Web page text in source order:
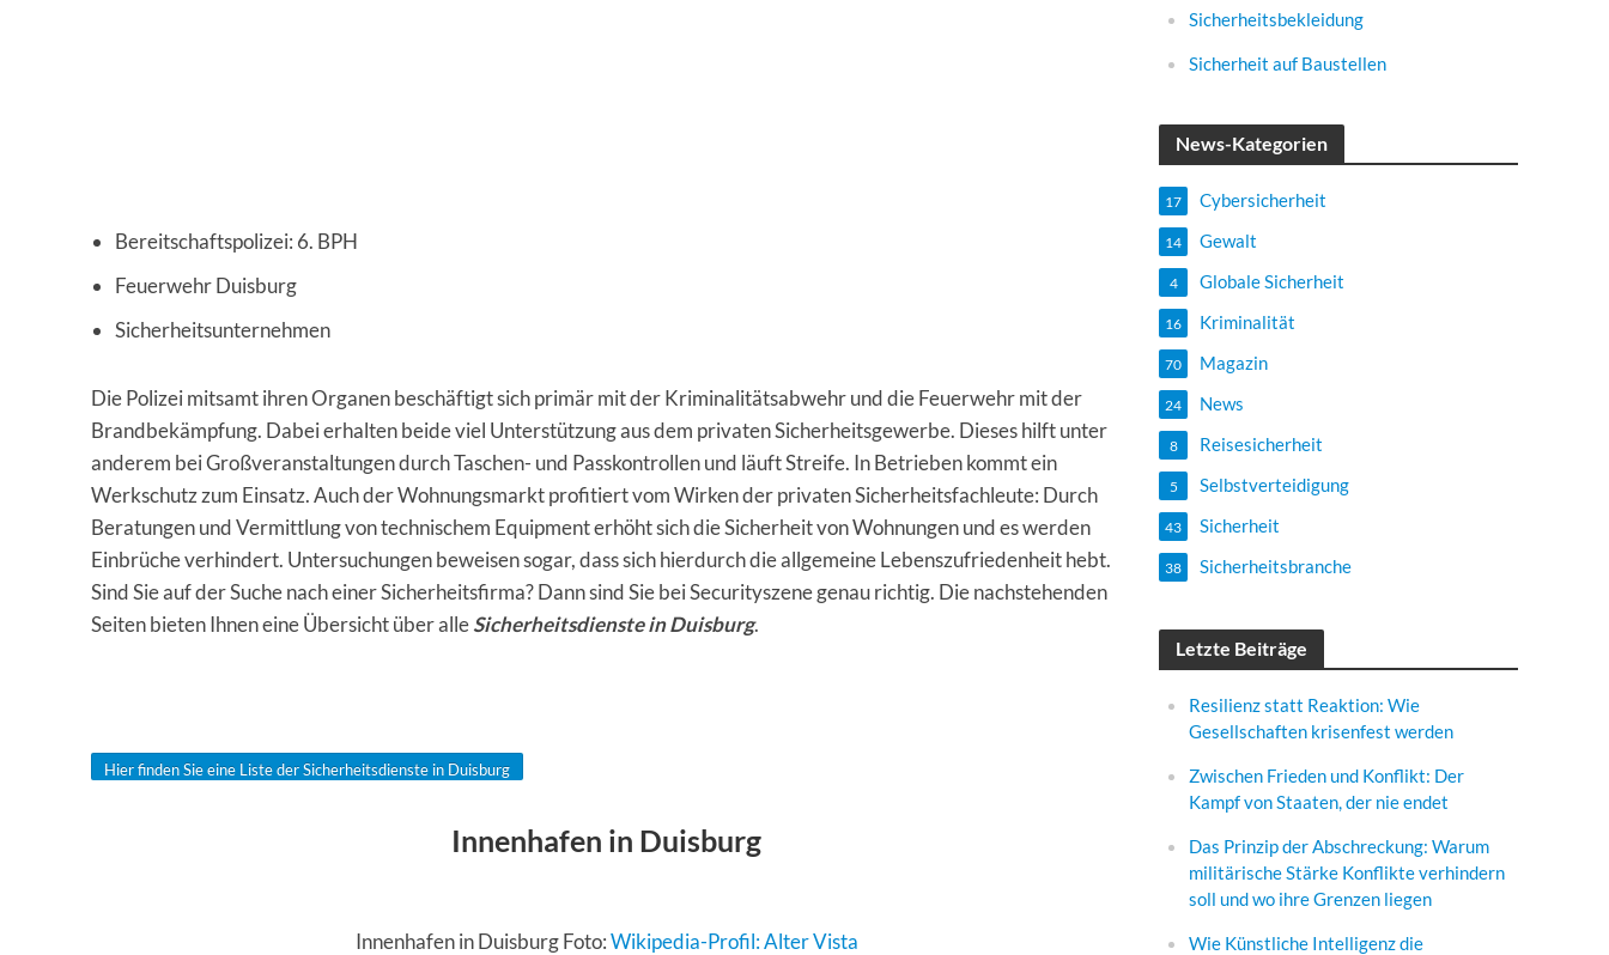
Bereitschaftspolizei: 6. BPH
Feuerwehr Duisburg
Sicherheitsunternehmen
Die Polizei mitsamt ihren Organen beschäftigt sich primär mit der Kriminalitätsabwehr und die Feuerwehr mit der
Brandbekämpfung. Dabei erhalten beide viel Unterstützung aus dem privaten Sicherheitsgewerbe. Dieses hilft unter
anderem bei Großveranstaltungen durch Taschen- und Passkontrollen und läuft Streife. In Betrieben kommt ein
Werkschutz zum Einsatz. Auch der Wohnungsmarkt profitiert vom Wirken der privaten Sicherheitsfachleute: Durch
Beratungen und Vermittlung von technischem Equipment erhöht sich die Sicherheit von Wohnungen und es werden
Einbrüche verhindert. Untersuchungen beweisen sogar, dass sich hierdurch die allgemeine Lebenszufriedenheit hebt.
Sind Sie auf der Suche nach einer Sicherheitsfirma? Dann sind Sie bei Securityszene genau richtig. Die nachstehenden
Seiten bieten Ihnen eine Übersicht über alleSicherheitsdienste in Duisburg.
Hier finden Sie eine Liste der Sicherheitsdienste in Duisburg
Innenhafen in Duisburg
Innenhafen in Duisburg Foto:Wikipedia-Profil: Alter Vista
Sicherheitsbekleidung
Sicherheit auf Baustellen
News-Kategorien
Cybersicherheit
17
Gewalt
14
Globale Sicherheit
4
Kriminalität
16
Magazin
70
News
24
Reisesicherheit
8
Selbstverteidigung
5
Sicherheit
43
Sicherheitsbranche
38
Letzte Beiträge
Resilienz statt Reaktion: Wie
Gesellschaften krisenfest werden
Zwischen Frieden und Konflikt: Der
Kampf von Staaten, der nie endet
Das Prinzip der Abschreckung: Warum
militärische Stärke Konflikte verhindern
soll und wo ihre Grenzen liegen
Wie Künstliche Intelligenz die